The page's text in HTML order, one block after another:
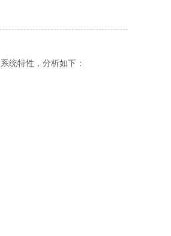
统特性，分析如下：